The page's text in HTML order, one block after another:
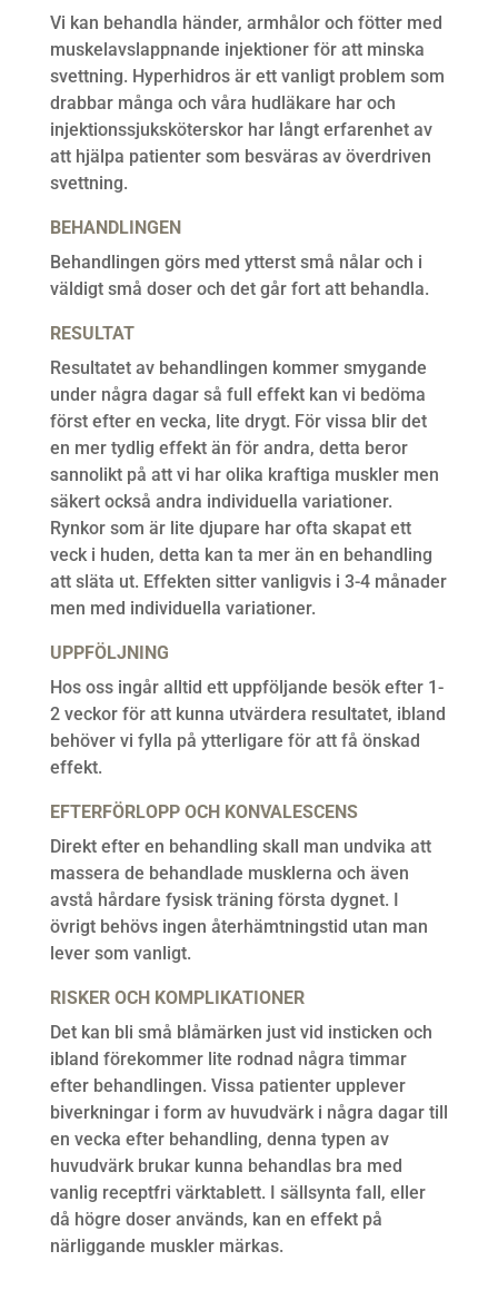
Vi kan behandla händer, armhålor och fötter med
muskelavslappnande injektioner för att minska
svettning. Hyperhidros är ett vanligt problem som
drabbar många och våra hudläkare har och
injektionssjuksköterskor har långt erfarenhet av
att hjälpa patienter som besväras av överdriven
svettning.
BEHANDLINGEN
Behandlingen görs med ytterst små nålar och i
väldigt små doser och det går fort att behandla.
RESULTAT
Resultatet av behandlingen kommer smygande
under några dagar så full effekt kan vi bedöma
först efter en vecka, lite drygt. För vissa blir det
en mer tydlig effekt än för andra, detta beror
sannolikt på att vi har olika kraftiga muskler men
säkert också andra individuella variationer.
Rynkor som är lite djupare har ofta skapat ett
veck i huden, detta kan ta mer än en behandling
att släta ut. Effekten sitter vanligvis i 3-4 månader
men med individuella variationer.
UPPFÖLJNING
Hos oss ingår alltid ett uppföljande besök efter 1-
2 veckor för att kunna utvärdera resultatet, ibland
behöver vi fylla på ytterligare för att få önskad
effekt.
EFTERFÖRLOPP OCH KONVALESCENS
Direkt efter en behandling skall man undvika att
massera de behandlade musklerna och även
avstå hårdare fysisk träning första dygnet. I
övrigt behövs ingen återhämtningstid utan man
lever som vanligt.
RISKER OCH KOMPLIKATIONER
Det kan bli små blåmärken just vid insticken och
ibland förekommer lite rodnad några timmar
efter behandlingen. Vissa patienter upplever
biverkningar i form av huvudvärk i några dagar till
en vecka efter behandling, denna typen av
huvudvärk brukar kunna behandlas bra med
vanlig receptfri värktablett. I sällsynta fall, eller
då högre doser används, kan en effekt på
närliggande muskler märkas.